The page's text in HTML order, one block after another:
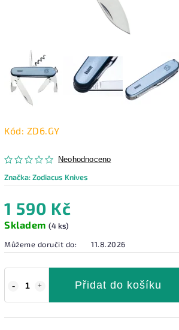
Kód: ZD6.GY
Neohodnoceno
Značka:Zodiacus Knives
1 590 Kč
Skladem (4 ks)
Můžeme doručit do:
11.8.2026
Přidat do košíku